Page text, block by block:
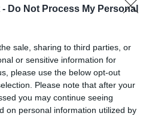
- Do Not Process My Personal
sale, sharing to third parties, or
or sensitive information for
please use the below opt-out
Please note that after your
you may continue seeing
on personal information utilized by
a frase de l'Espanya de
d'alarma, la massa salarial. Si
un 70% del pressupost en
conciliaria difícilment el
després del cop del